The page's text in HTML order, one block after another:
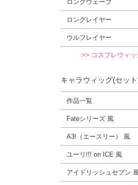
ロングウェーブ
ロングレイヤー
ウルフレイヤー
>> コスプレウィ
キャラウィッグ(セッ
作品一覧
Fateシリーズ 風
A3!（エースリー） 風
ユーリ!!! on ICE 風
アイドリッシュセブン